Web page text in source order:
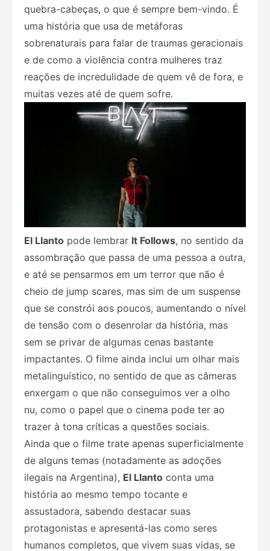
quebra-cabeças, o que é sempre bem-vindo. É
uma história que usa de metáforas
sobrenaturais para falar de traumas geracionais
e de como a violência contra mulheres traz
reações de incredulidade de quem vê de fora, e
muitas vezes até de quem sofre.
El Llanto pode lembrar It Follows, no sentido da
assombração que passa de uma pessoa a outra,
e até se pensarmos em um terror que não é
cheio de jump scares, mas sim de um suspense
que se constrói aos poucos, aumentando o nível
de tensão com o desenrolar da história, mas
sem se privar de algumas cenas bastante
impactantes. O filme ainda inclui um olhar mais
metalinguístico, no sentido de que as câmeras
enxergam o que não conseguimos ver a olho
nu, como o papel que o cinema pode ter ao
trazer à tona críticas a questões sociais.
Ainda que o filme trate apenas superficialmente
de alguns temas (notadamente as adoções
ilegais na Argentina), El Llanto conta uma
história ao mesmo tempo tocante e
assustadora, sabendo destacar suas
protagonistas e apresentá-las como seres
humanos completos, que vivem suas vidas, se